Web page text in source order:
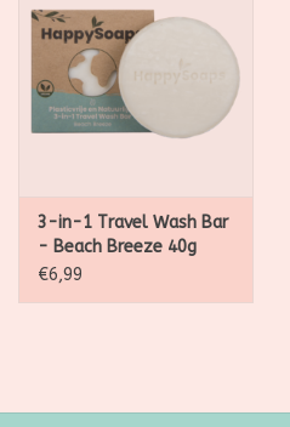
Belgisch
Workshops
3-in-1 Travel Wash Bar
- Beach Breeze 40g
€6,99